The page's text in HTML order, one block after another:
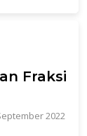
Fraksi
2022